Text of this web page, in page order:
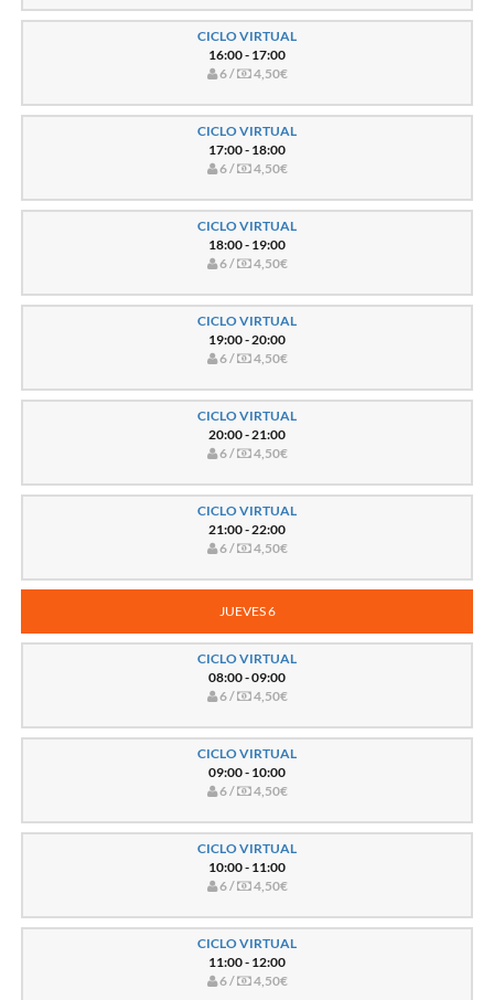
CICLO VIRTUAL
16:00 - 17:00
6 /
4,50€
CICLO VIRTUAL
17:00 - 18:00
6 /
4,50€
CICLO VIRTUAL
18:00 - 19:00
6 /
4,50€
CICLO VIRTUAL
19:00 - 20:00
6 /
4,50€
CICLO VIRTUAL
20:00 - 21:00
6 /
4,50€
CICLO VIRTUAL
21:00 - 22:00
6 /
4,50€
JUEVES 6
CICLO VIRTUAL
08:00 - 09:00
6 /
4,50€
CICLO VIRTUAL
09:00 - 10:00
6 /
4,50€
CICLO VIRTUAL
10:00 - 11:00
6 /
4,50€
CICLO VIRTUAL
11:00 - 12:00
6 /
4,50€